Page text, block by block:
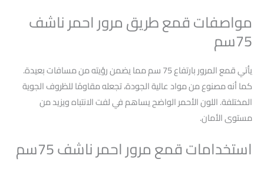
مواصفات قمع طريق مرور احمر ناشف
75سم
يأتي قمع المرور بارتفاع 75 سم مما يضمن رؤيته من مسافات بعيدة.
كما أنه مصنوع من مواد عالية الجودة، تجعله مقاومًا للظروف الجوية
المختلفة. اللون الأحمر الواضح يساهم في لفت الانتباه ويزيد من
مستوى الأمان.
استخدامات قمع مرور احمر ناشف 75سم